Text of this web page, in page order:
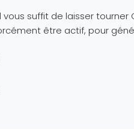
Il vous suffit de laisser
être actif, pour